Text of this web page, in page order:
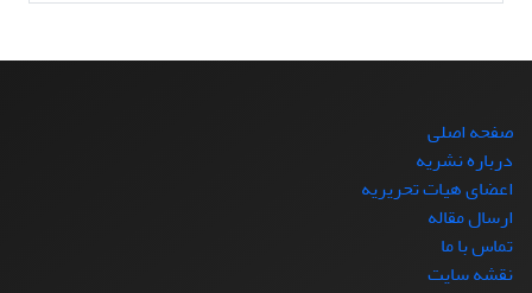
صفحه اصلی
درباره نشریه
اعضای هیات تحریریه
ارسال مقاله
تماس با ما
نقشه سایت